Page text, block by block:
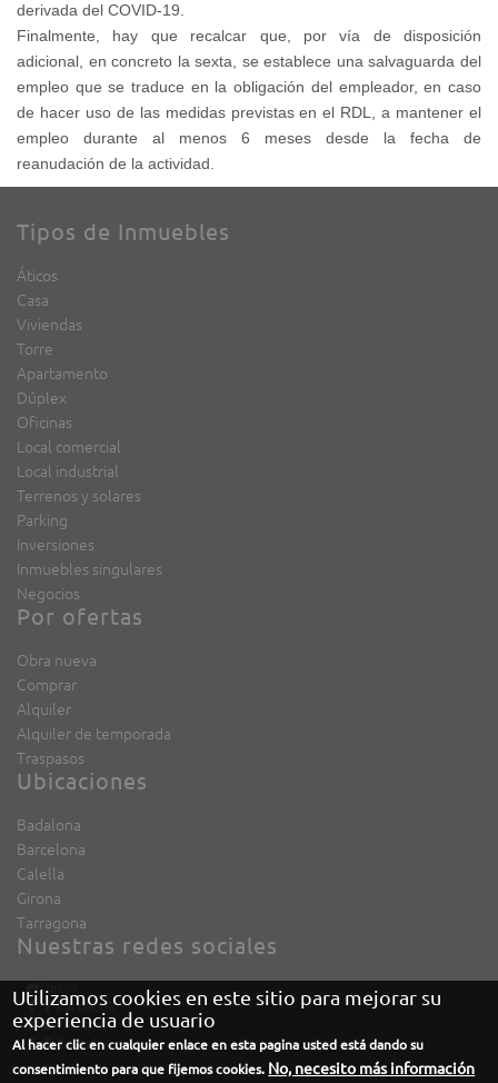
derivada del COVID-19.
Finalmente, hay que recalcar que, por vía de disposición
adicional, en concreto la sexta, se establece una salvaguarda del
empleo que se traduce en la obligación del empleador, en caso
de hacer uso de las medidas previstas en el RDL, a mantener el
empleo durante al menos 6 meses desde la fecha de
reanudación de la actividad.
Tipos de Inmuebles
Áticos
Casa
Viviendas
Torre
Apartamento
Dúplex
Oficinas
Local comercial
Local industrial
Terrenos y solares
Parking
Inversiones
Inmuebles singulares
Negocios
Por ofertas
Obra nueva
Comprar
Alquiler
Alquiler de temporada
Traspasos
Ubicaciones
Badalona
Barcelona
Calella
Girona
Tarragona
Nuestras redes sociales
Inicio
Facebook
Twitter
Youtube
Utilizamos cookies en este sitio para mejorar su
experiencia de usuario
Al hacer clic en cualquier enlace en esta pagina usted está dando su
consentimiento para que fijemos cookies. No, necesito más información